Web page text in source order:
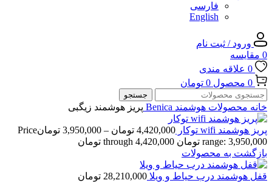
فارسی
English
ورود / ثبت نام
0 مقایسه
0 علاقه مندی
0 محصول 0 تومان
جستجو
خانه محصولات هوشمند Benica پریز هوشمند زیگبی
پریز هوشمند wifi توکار 4,420,000 تومان –
3,950,000 تومانPrice
range: 3,950,000 تومان through 4,420,000 تومان
بازگشت به محصولات
قفل هوشمند درب حیاط و ویلا 28,210,000 تومان